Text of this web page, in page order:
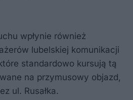
wpłynie również
lubelskiej komunikacji
standardowo kursują tą
na przymusowy objazd,
ul. Rusałka.